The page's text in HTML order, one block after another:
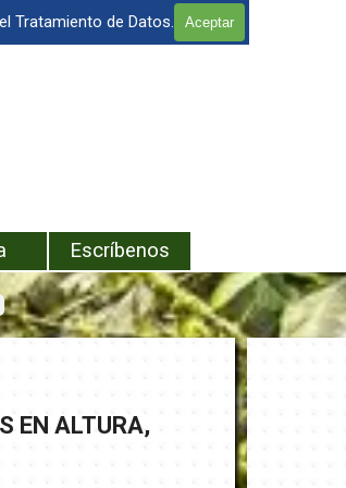
Tratamiento de Datos. Aceptar
Escríbenos
EN ALTURA,